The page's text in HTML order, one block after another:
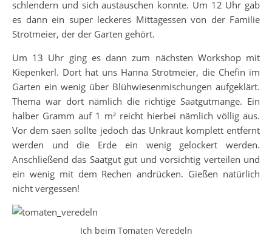
schlendern und sich austauschen konnte. Um 12 Uhr gab
es dann ein super leckeres Mittagessen von der Familie
Strotmeier, der der Garten gehört.
Um 13 Uhr ging es dann zum nächsten Workshop mit
Kiepenkerl. Dort hat uns Hanna Strotmeier, die Chefin im
Garten ein wenig über Blühwiesenmischungen aufgeklärt.
Thema war dort nämlich die richtige Saatgutmange. Ein
halber Gramm auf 1 m² reicht hierbei nämlich völlig aus.
Vor dem säen sollte jedoch das Unkraut komplett entfernt
werden und die Erde ein wenig gelockert werden.
Anschließend das Saatgut gut und vorsichtig verteilen und
ein wenig mit dem Rechen andrücken. Gießen natürlich
nicht vergessen!
Ich beim Tomaten Veredeln